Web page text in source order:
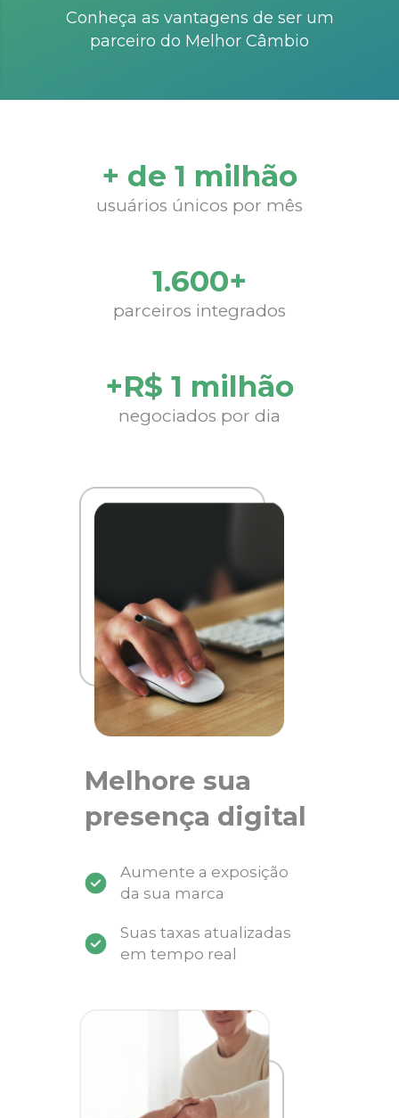
Conheça as vantagens de ser um
parceiro do Melhor Câmbio
+ de 1 milhão
usuários únicos por mês
1.600+
parceiros integrados
+R$ 1 milhão
negociados por dia
Melhore sua
presença digital
Aumente a exposição
da sua marca
Suas taxas atualizadas
em tempo real